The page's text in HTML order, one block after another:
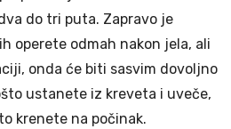
do tri puta. Zapravo je
operete odmah nakon jela, ali
onda će biti sasvim dovoljno
ustanete iz kreveta i uveče,
krenete na počinak.